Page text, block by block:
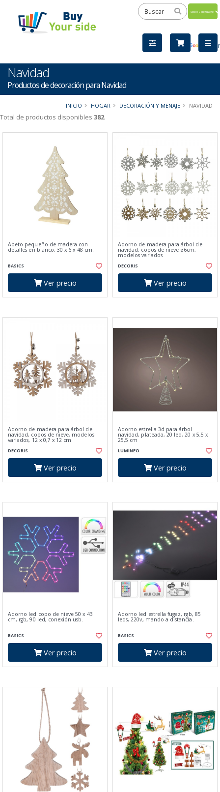
by
Navidad
Productos de decoración para Navidad
INICIO HOGAR DECORACIÓN Y MENAJE NAVIDAD
Total de productos disponibles 382
Abeto pequeño de madera con
detalles en blanco, 30 x 6 x 48 cm.
BASICS
Ver precio
Adorno de madera para árbol de
navidad, copos de nieve ø6cm,
modelos variados
DECORIS
Ver precio
Adorno de madera para árbol de
navidad, copos de nieve, modelos
variados, 12 x 0,7 x 12 cm
DECORIS
Ver precio
Adorno estrella 3d para árbol
navidad, plateada, 20 led, 20 x 5,5 x
25,5 cm
LUMINEO
Ver precio
Adorno led copo de nieve 50 x 43
cm, rgb, 90 led, conexión usb.
BASICS
Ver precio
Adorno led estrella fugaz, rgb, 85
leds, 220v, mando a distancia.
BASICS
Ver precio